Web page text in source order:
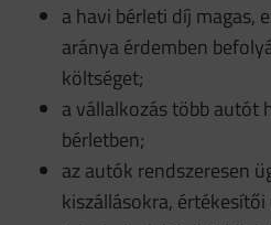
a havi bérleti díj magas,
aránya érdemben
költséget;
a vállalkozás több autót
bérletben;
az autók rendszeresen
kiszállásokra,